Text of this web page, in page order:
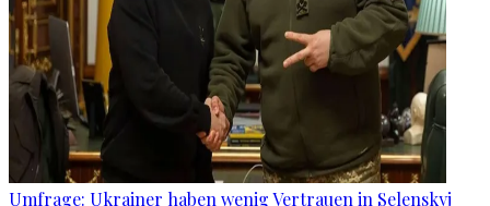
Umfrage: Ukrainer haben wenig Vertrauen in Selenskyj